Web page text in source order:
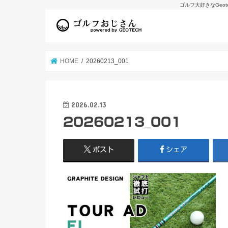
ゴルフ大好きな
HOME 20260213_001
2026.02.13
20260213_001
ポスト シェア